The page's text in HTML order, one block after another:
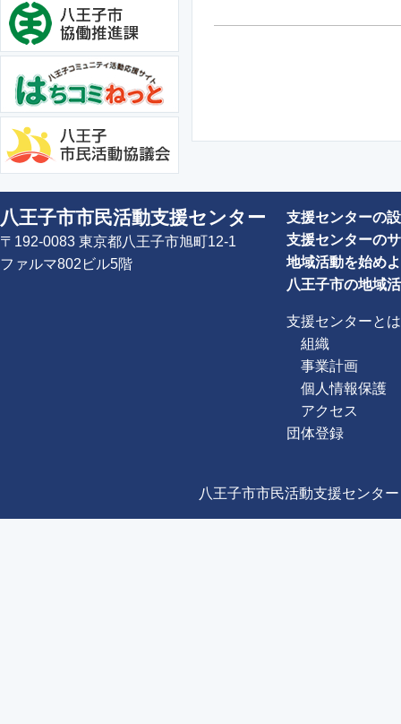
八王子市市民活動支援センター
〒192-0083 東京都八王子市旭町12-1
ファルマ802ビル5階
支援センターの
支援センターの
地域活動を始め
八王子市の地域
支援センターとは
組織
事業計画
個人情報保護
アクセス
団体登録
八王子市市民活動支援センタ